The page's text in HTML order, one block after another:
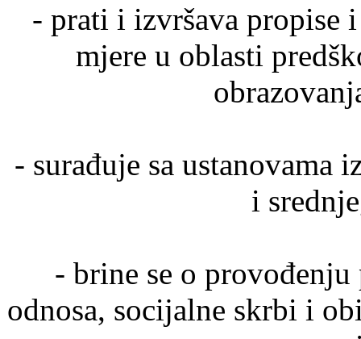
- prati i izvršava propise
mjere u oblasti
- surađuje sa ustanovama
i
- brine se o
odnosa, socijalne skrbi i